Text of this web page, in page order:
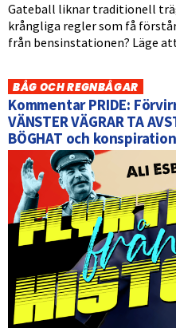
Gateball liknar traditionell
krångliga regler som få
från bensinstationen? Läge att
BÅG OCH REGNBÅGAR
Kommentar PRIDE:
VÄNSTER VÄGRAR TA
BÖGHAT och